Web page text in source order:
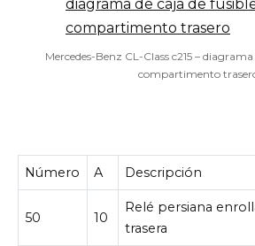
Mercedes-Benz CL-Class c215 –
compartimento
Número A Descripción
50 10
Relé persiana
trasera